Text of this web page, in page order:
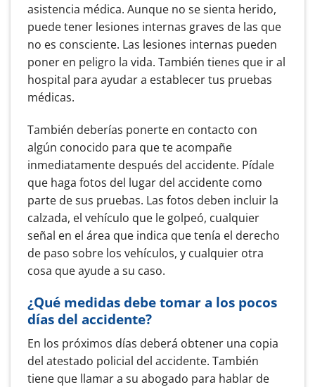
asistencia médica. Aunque no se sienta herido,
puede tener lesiones internas graves de las que
no es consciente. Las lesiones internas pueden
poner en peligro la vida. También tienes que ir al
hospital para ayudar a establecer tus pruebas
médicas.
También deberías ponerte en contacto con
algún conocido para que te acompañe
inmediatamente después del accidente. Pídale
que haga fotos del lugar del accidente como
parte de sus pruebas. Las fotos deben incluir la
calzada, el vehículo que le golpeó, cualquier
señal en el área que indica que tenía el derecho
de paso sobre los vehículos, y cualquier otra
cosa que ayude a su caso.
¿Qué medidas debe tomar a los pocos
días del accidente?
En los próximos días deberá obtener una copia
del atestado policial del accidente. También
tiene que llamar a su abogado para hablar de